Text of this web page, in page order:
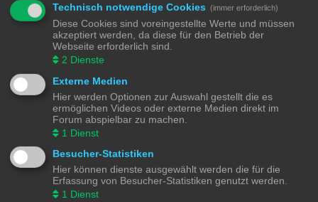
Alles rund um die Lokomotive
Themen:
Wagons
Alles rund um die Wagons
Gleise
Alles rund um das Gleis
TT Ecke
Lokomotiven | Züge
Alles rund um die Lokomotive
Wagons
Alles rund um die Wagons
Gleise
Alles rund um das Gleis
Technisch notwendige Cookies (immer erforderlich)
Diese Cookies sind voreingestellte Werte und müssen
akzeptiert werden, da diese für den Betrieb der
Webseite erforderlich sind.
2 Dienste
Externe Medien
Hier werden Optionen zur Auswahl gestellt die es
ermöglichen Videos oder externe Medien direkt im
Forum abspielbar zu machen.
1 Dienst
Besucher-Statistiken
Hier können dienste ausgewählt werden die für die
Erfassung von Besucher-Statistiken genutzt werden.
1 Dienst